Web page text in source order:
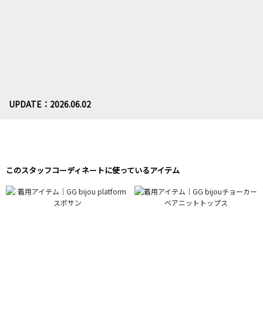
UPDATE：2026.06.02
このスタッフコーディネートに使っているアイテム